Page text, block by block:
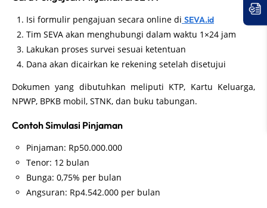
Isi formulir pengajuan secara online di SEVA.id
Tim SEVA akan menghubungi dalam waktu 1×24 jam
Lakukan proses survei sesuai ketentuan
Dana akan dicairkan ke rekening setelah disetujui
Dokumen yang dibutuhkan meliputi KTP, Kartu Keluarga,
NPWP, BPKB mobil, STNK, dan buku tabungan.
Contoh Simulasi Pinjaman
Pinjaman: Rp50.000.000
Tenor: 12 bulan
Bunga: 0,75% per bulan
Angsuran: Rp4.542.000 per bulan